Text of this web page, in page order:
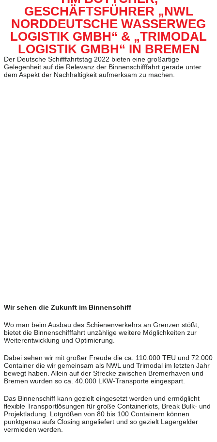
GESCHÄFTSFÜHRER „NWL
NORDDEUTSCHE WASSERWEG
LOGISTIK GMBH“ & „TRIMODAL
LOGISTIK GMBH“ IN BREMEN
Der Deutsche Schifffahrtstag 2022 bieten eine großartige
Gelegenheit auf die Relevanz der Binnenschifffahrt gerade unter
dem Aspekt der Nachhaltigkeit aufmerksam zu machen.
Wir sehen die Zukunft im Binnenschiff
Wo man beim Ausbau des Schienenverkehrs an Grenzen stößt,
bietet die Binnenschifffahrt unzählige weitere Möglichkeiten zur
Weiterentwicklung und Optimierung.
Dabei sehen wir mit großer Freude die ca. 110.000 TEU und 72.000
Container die wir gemeinsam als NWL und Trimodal im letzten Jahr
bewegt haben. Allein auf der Strecke zwischen Bremerhaven und
Bremen wurden so ca. 40.000 LKW-Transporte eingespart.
Das Binnenschiff kann gezielt eingesetzt werden und ermöglicht
flexible Transportlösungen für große Containerlots, Break Bulk- und
Projektladung. Lotgrößen von 80 bis 100 Containern können
punktgenau aufs Closing angeliefert und so gezielt Lagergelder
vermieden werden.